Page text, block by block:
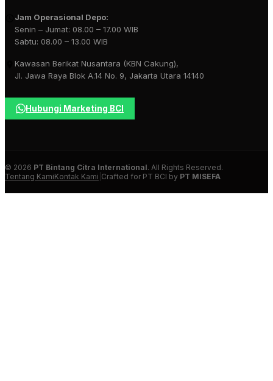
Jam Operasional Depo:
Senin – Jumat: 08.00 – 17.00 WIB
Sabtu: 08.00 – 13.00 WIB
Kawasan Berikat Nusantara (KBN Cakung),
Jl. Jawa Raya Blok A.14 No. 9, Jakarta Utara 14140
Hubungi Marketing BCI
© 2026 PT Bintang Citra International. All Rights Reserved.
Tentang KamiKontak Kami Crafted for PT BCI by PT MISEFA